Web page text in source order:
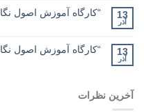
13
آذر
“کارگاه آموزش اصول
13
آذر
“کارگاه آموزش اصول
آخرین نظرات